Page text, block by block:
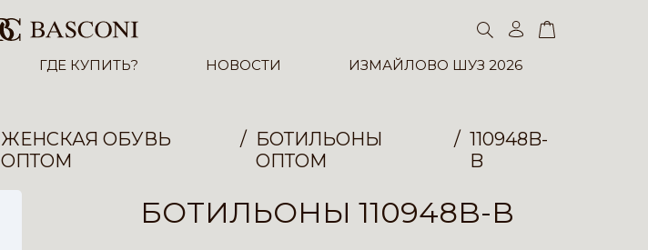
ГДЕ КУПИТЬ? НОВОСТИ ИЗМАЙЛОВО ШУЗ 2026
ЖЕНСКАЯ ОБУВЬ
ОПТОМ
БОТИЛЬОНЫ
ОПТОМ
110948B-
B
БОТИЛЬОНЫ 110948B-B